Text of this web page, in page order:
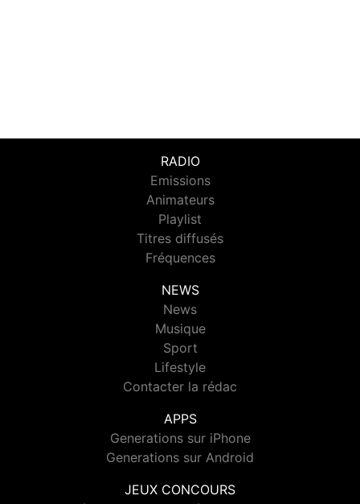
RADIO
Emissions
Animateurs
Playlist
Titres diffusés
Fréquences
NEWS
News
Musique
Sport
Lifestyle
Contacter la rédac
APPS
Generations sur iPhone
Generations sur Android
JEUX CONCOURS